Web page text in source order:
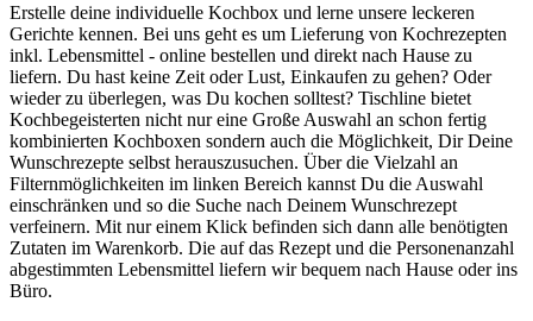
Erstelle deine individuelle Kochbox und lerne unsere leckeren
Gerichte kennen. Bei uns geht es um Lieferung von Kochrezepten
inkl. Lebensmittel - online bestellen und direkt nach Hause zu
liefern. Du hast keine Zeit oder Lust, Einkaufen zu gehen? Oder
wieder zu überlegen, was Du kochen solltest? Tischline bietet
Kochbegeisterten nicht nur eine Große Auswahl an schon fertig
kombinierten Kochboxen sondern auch die Möglichkeit, Dir Deine
Wunschrezepte selbst herauszusuchen. Über die Vielzahl an
Filternmöglichkeiten im linken Bereich kannst Du die Auswahl
einschränken und so die Suche nach Deinem Wunschrezept
verfeinern. Mit nur einem Klick befinden sich dann alle benötigten
Zutaten im Warenkorb. Die auf das Rezept und die Personenanzahl
abgestimmten Lebensmittel liefern wir bequem nach Hause oder ins
Büro.